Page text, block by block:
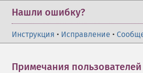
Нашли ошибку?
Инструкция • Исправление •
Примечания пользователей